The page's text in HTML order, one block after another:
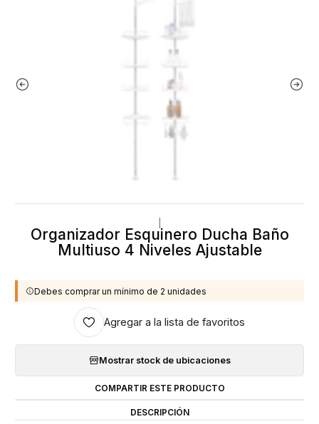
Organizador Esquinero Ducha Baño
Multiuso 4 Niveles Ajustable
Debes comprar un mínimo de 2 unidades
Agregar a la lista de favoritos
Mostrar stock de ubicaciones
COMPARTIR ESTE PRODUCTO
DESCRIPCIÓN